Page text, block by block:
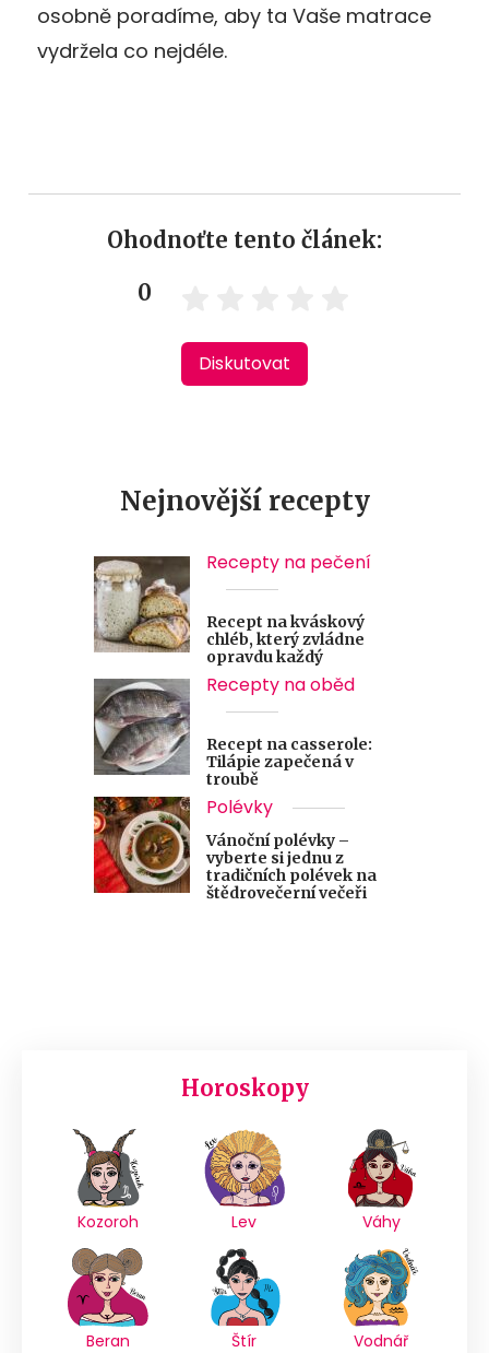
osobně poradíme, aby ta Vaše matrace
vydržela co nejdéle.
Ohodnoťte tento článek:
0
Diskutovat
Nejnovější recepty
Recepty na pečení
Recept na kváskový
chléb, který zvládne
opravdu každý
Recepty na oběd
Recept na casserole:
Tilápie zapečená v
troubě
Polévky
Vánoční polévky –
vyberte si jednu z
tradičních polévek na
štědrovečerní večeři
Horoskopy
Kozoroh Lev Váhy
Beran Štír Vodnář